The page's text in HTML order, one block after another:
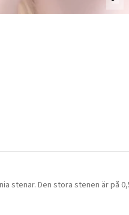
stenar. Den stora stenen är på